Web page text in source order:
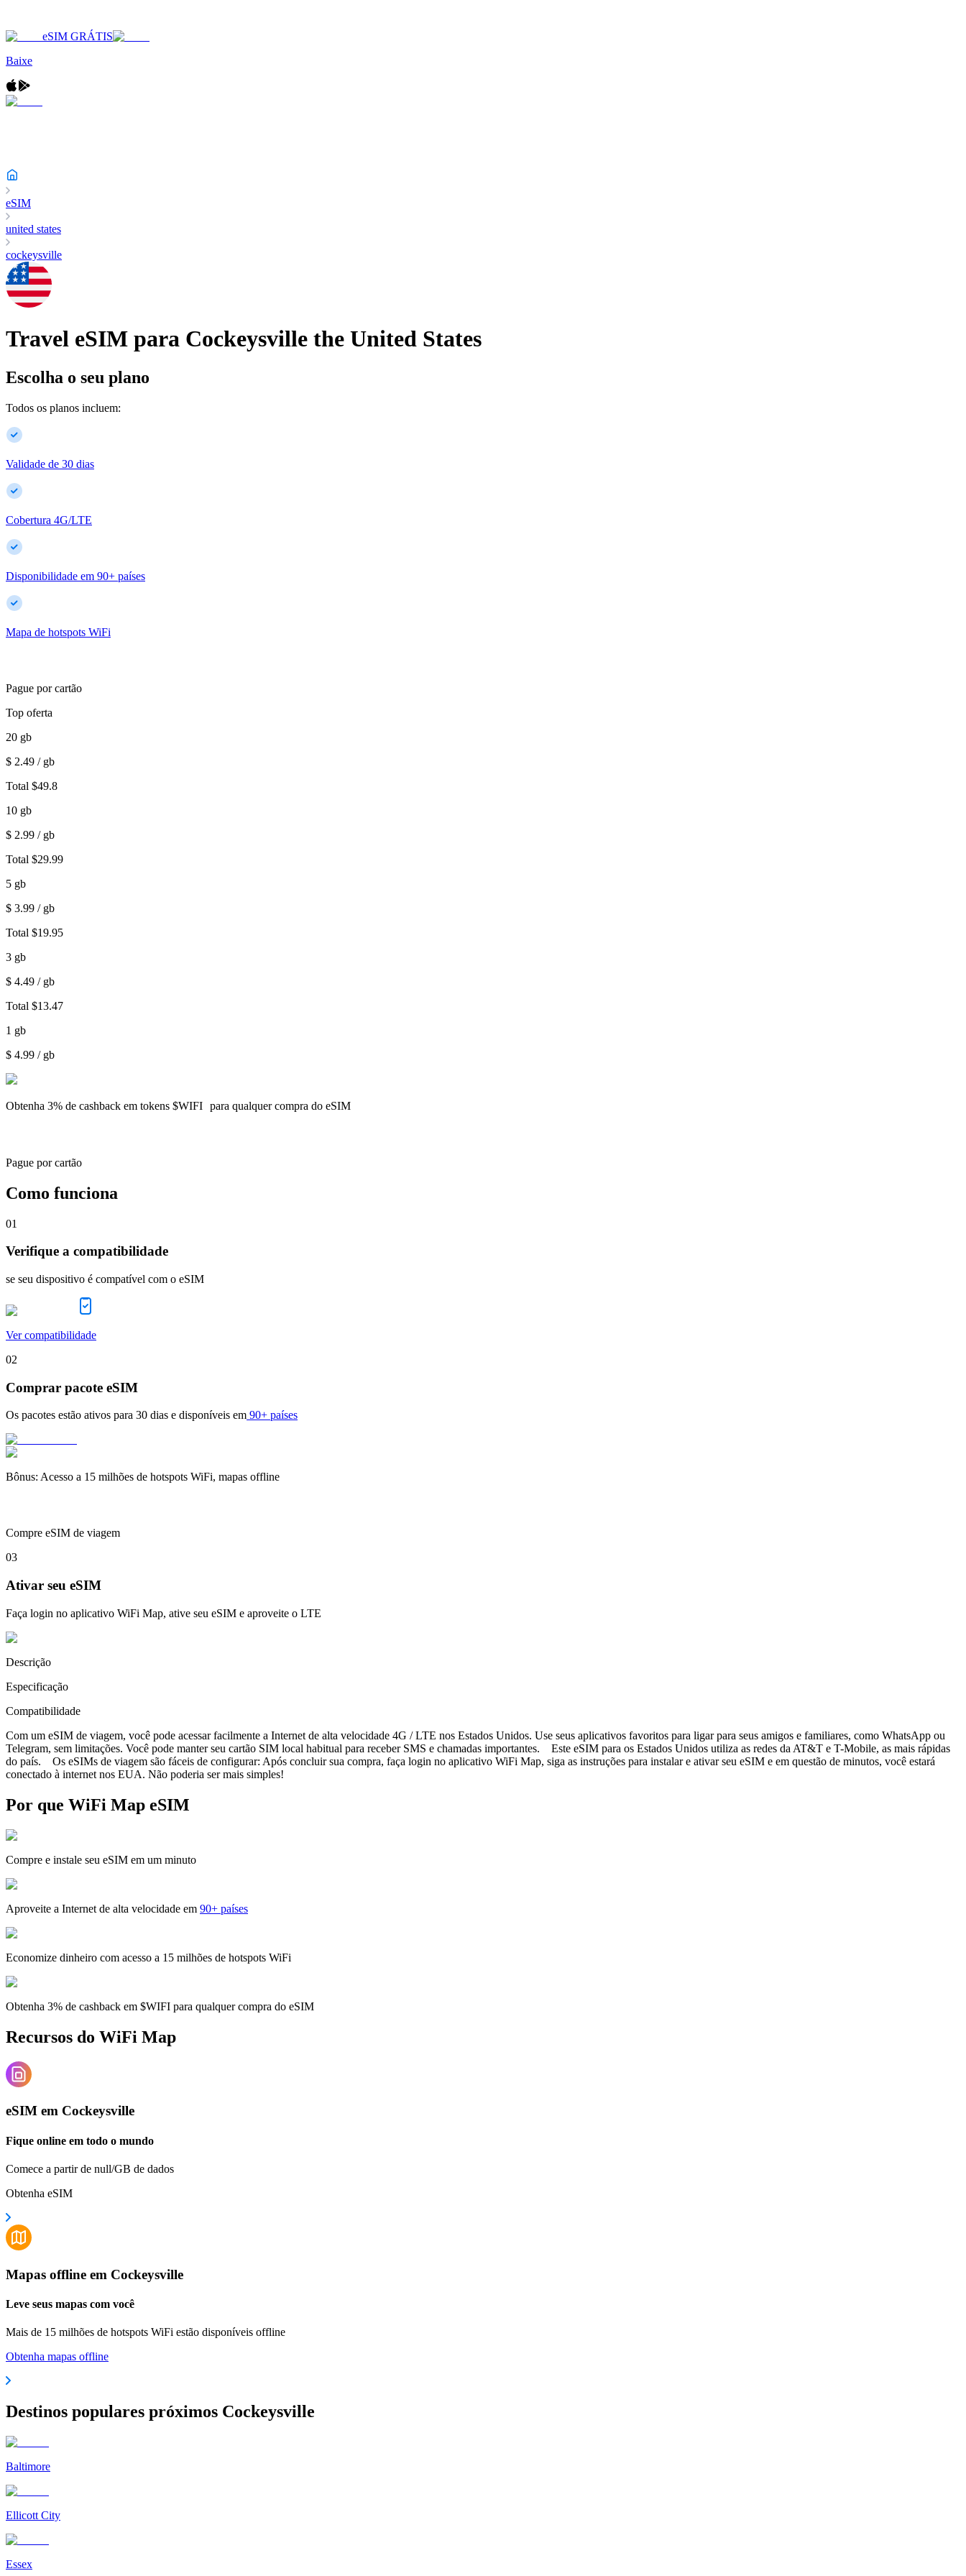
eSIM GRÁTIS
Baixe
eSIM
united states
cockeysville
Travel eSIM para Cockeysville the United States
Escolha o seu plano
Todos os planos incluem:
Validade de 30 dias
Cobertura 4G/LTE
Disponibilidade em 90+ países
Mapa de hotspots WiFi
Pague por cartão
Top oferta
20 gb
$ 2.49 / gb
Total $49.8
10 gb
$ 2.99 / gb
Total $29.99
5 gb
$ 3.99 / gb
Total $19.95
3 gb
$ 4.49 / gb
Total $13.47
1 gb
$ 4.99 / gb
Obtenha 3% de cashback em tokens $WIFI para qualquer compra do eSIM
Pague por cartão
Como funciona
01
Verifique a compatibilidade
se seu dispositivo é compatível com o eSIM
Ver compatibilidade
02
Comprar pacote eSIM
Os pacotes estão ativos para 30 dias e disponíveis em 90+ países
Bônus: Acesso a 15 milhões de hotspots WiFi, mapas offline
Compre eSIM de viagem
03
Ativar seu eSIM
Faça login no aplicativo WiFi Map, ative seu eSIM e aproveite o LTE
Descrição
Especificação
Compatibilidade
Com um eSIM de viagem, você pode acessar facilmente a Internet de alta velocidade 4G / LTE nos Estados Unidos. Use seus aplicativos favoritos para ligar para seus amigos e familiares, como WhatsApp ou
Telegram, sem limitações. Você pode manter seu cartão SIM local habitual para receber SMS e chamadas importantes. Este eSIM para os Estados Unidos utiliza as redes da AT&T e T-Mobile, as mais rápidas
do país. Os eSIMs de viagem são fáceis de configurar: Após concluir sua compra, faça login no aplicativo WiFi Map, siga as instruções para instalar e ativar seu eSIM e em questão de minutos, você estará
conectado à internet nos EUA. Não poderia ser mais simples!
Por que WiFi Map eSIM
Compre e instale seu eSIM em um minuto
Aproveite a Internet de alta velocidade em 90+ países
Economize dinheiro com acesso a 15 milhões de hotspots WiFi
Obtenha 3% de cashback em $WIFI para qualquer compra do eSIM
Recursos do WiFi Map
eSIM em Cockeysville
Fique online em todo o mundo
Comece a partir de null/GB de dados
Obtenha eSIM
Mapas offline em Cockeysville
Leve seus mapas com você
Mais de 15 milhões de hotspots WiFi estão disponíveis offline
Obtenha mapas offline
Destinos populares próximos Cockeysville
Baltimore
Ellicott City
Essex